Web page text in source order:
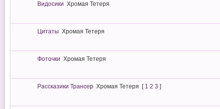
Видосики Хромая Тетеря
Цитаты Хромая Тетеря
Фоточки Хромая Тетеря
Рассказики Трансер Хромая Тетеря [ 1 2 3 ]